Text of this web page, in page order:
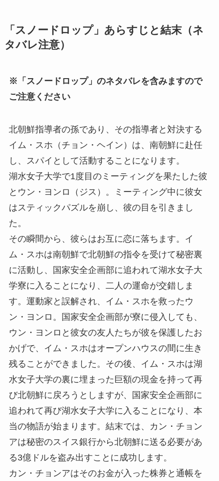
「スノードロップ」あらすじと結末（ネ
タバレ注意）
※「スノードロップ」のネタバレを含みますので
ご注意ください
北朝鮮指導者の孫であり、その指導者と対決する
イム・スホ（チョン・ヘイン）は、南朝鮮に赴任
し、スパイとして活動することになります。
湖水女子大学で1度目のミーティングを果たした彼
とウン・ヨンロ（ジス）。ミーティング中に彼女
はスティックパズルを崩し、彼の目を引きまし
た。
その瞬間から、彼らはお互に恋に落ちます。イ
ム・スホは南朝鮮で北朝鮮の指令を受けて秘密裏
に活動し、国家安全企画部に追われて湖水女子大
学寮に入ることになり、二人の運命が交錯しま
す。運動家と誤解され、イム・スホを救ったウ
ン・ヨンロ。国家安全企画部が寮に侵入しても、
ウン・ヨンロと彼女の友人たちが彼を保護したお
かげで、イム・スホはオープンハウスの間に生き
残ることができました。その後、イム・スホは湖
水女子大学の裏に埋まった巨額の現金を持って再
び北朝鮮に戻ろうとしますが、国家安全企画部に
追われて再び湖水女子大学に入ることになり、本
当の物語が始まります。結末では、カン・チョン
アは秘密のスイス銀行から北朝鮮に送る必要があ
る3億ドルを盗み出すことに成功します。
カン・チョンアはそのお金が入った株券と通帳を